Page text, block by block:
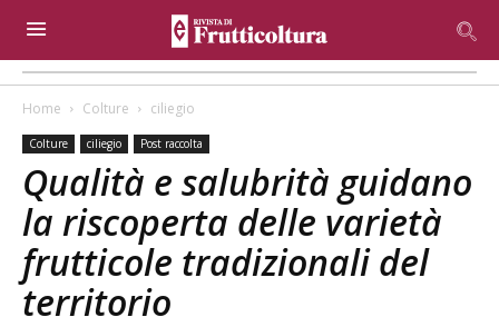
Home Colture ciliegio
Colture ciliegio Post raccolta
Qualità e salubrità guidano
la riscoperta delle varietà
frutticole tradizionali del
territorio